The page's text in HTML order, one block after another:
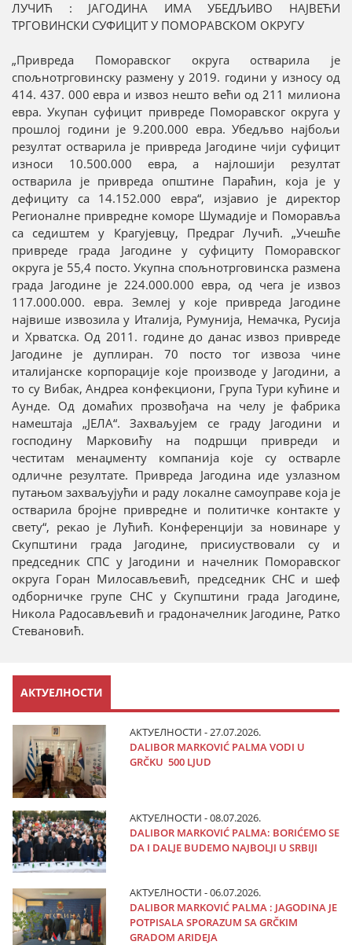
ЛУЧИЋ : ЈАГОДИНА ИМА УБЕДЉИВО НАЈВЕЋИ
ТРГОВИНСКИ СУФИЦИТ У ПОМОРАВСКОМ ОКРУГУ
„Привреда Поморавског округа остварила је
спољнотрговинску размену у 2019. години у износу од
414. 437. 000 евра и извоз нешто већи од 211 милиона
евра. Укупан суфицит привреде Поморавског округа у
прошлој години је 9.200.000 евра. Убедљво најбољи
резултат остварила је привреда Јагодине чији суфицит
износи 10.500.000 евра, а најлошији резултат
остварила је привреда општине Параћин, која је у
дефициту са 14.152.000 евра“, изјавио је директор
Регионалне привредне коморе Шумадије и Поморавља
са седиштем у Крагујевцу, Предраг Лучић. „Учешће
привреде града Јагодине у суфициту Поморавског
округа је 55,4 посто. Укупна спољнотрговинска размена
града Јагодине је 224.000.000 евра, од чега је извоз
117.000.000. евра. Землеј у које привреда Јагодине
највише извозила у Италија, Румунија, Немачка, Русија
и Хрватска. Од 2011. године до данас извоз привреде
Јагодине је дуплиран. 70 посто тог извоза чине
италијанске корпорације које производе у Јагодини, а
то су Вибак, Андреа конфекциони, Група Тури кућине и
Аунде. Од домаћих прозвођача на челу је фабрика
намештаја „ЈЕЛА“. Захваљујем се граду Јагодини и
господину Марковићу на подршци привреди и
честитам менаџменту компанија које су остварле
одличне резултате. Привреда Јагодина иде узлазном
путањом захваљујући и раду локалне самоуправе која је
остварила бројне привредне и политичке контакте у
свету“, рекао је Лућић. Конференцији за новинаре у
Скупштини града Јагодине, присиуствовали су и
председник СПС у Јагодини и начелник Поморавског
округа Горан Милосављевић, председник СНС и шеф
одборничке групе СНС у Скупштини града Јагодине,
Никола Радосављевић и градоначелник Јагодине, Ратко
Стевановић.
АКТУЕЛНОСТИ
АКТУЕЛНОСТИ - 27.07.2026.
DALIBOR MARKOVIĆ PALMA VODI U
GRČKU 500 LJUD
АКТУЕЛНОСТИ - 08.07.2026.
DALIBOR MARKOVIĆ PALMA: BORIĆEMO SE
DA I DALJE BUDEMO NAJBOLJI U SRBIJI
АКТУЕЛНОСТИ - 06.07.2026.
DALIBOR MARKOVIĆ PALMA : JAGODINA JE
POTPISALA SPORAZUM SA GRČKIM
GRADOM ARIDEJA